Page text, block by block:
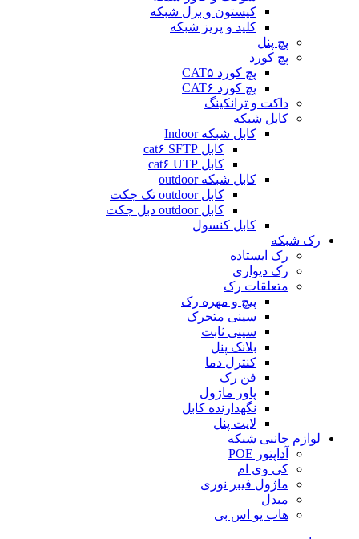
کیستون و برل شبکه
کلید و پریز شبکه
پچ پنل
پچ کورد
پچ کورد CAT۵
پچ کورد CAT۶
داکت و ترانکینگ
کابل شبکه
کابل شبکه Indoor
کابل cat۶ SFTP
کابل cat۶ UTP
کابل شبکه outdoor
کابل outdoor تک جکت
کابل outdoor دبل جکت
کابل کنسول
رک شبکه
رک ایستاده
رک دیواری
متعلقات رک
پیچ و مهره رک
سینی متحرک
سینی ثابت
بلانک پنل
کنترل دما
فن رک
پاور ماژول
نگهدارنده کابل
لایت پنل
لوازم جانبی شبکه
آداپتور POE
کی وی ام
ماژول فیبر نوری
مبدل
هاب یو اس بی